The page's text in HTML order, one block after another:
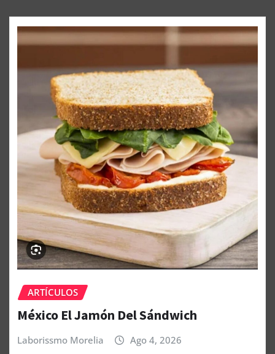
ARTÍCULOS
México El Jamón Del Sándwich
Laborissmo Morelia Ago 4, 2026